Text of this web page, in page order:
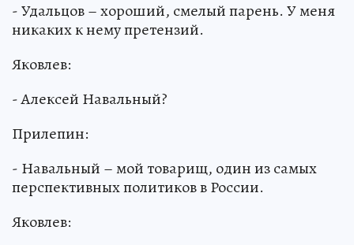
- Удальцов – хороший, смелый парень. У меня
никаких к нему претензий.
Яковлев:
- Алексей Навальный?
Прилепин:
- Навальный – мой товарищ, один из самых
перспективных политиков в России.
Яковлев: